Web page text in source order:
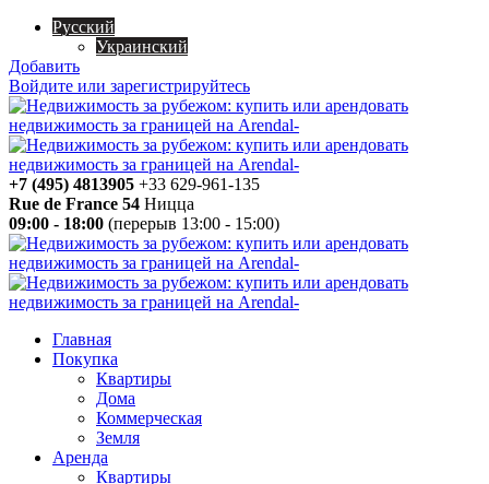
Русский
Украинский
Добавить
Войдите или зарегистрируйтесь
+7 (495) 4813905 +33 629-961-135
Rue de France 54 Ницца
09:00 - 18:00 (перерыв 13:00 - 15:00)
Главная
Покупка
Квартиры
Дома
Коммерческая
Земля
Аренда
Квартиры